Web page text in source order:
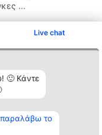
Live chat
🙂 Κάντε
παραλάβω το
...
Επικοινωνία
Επικοινωνία